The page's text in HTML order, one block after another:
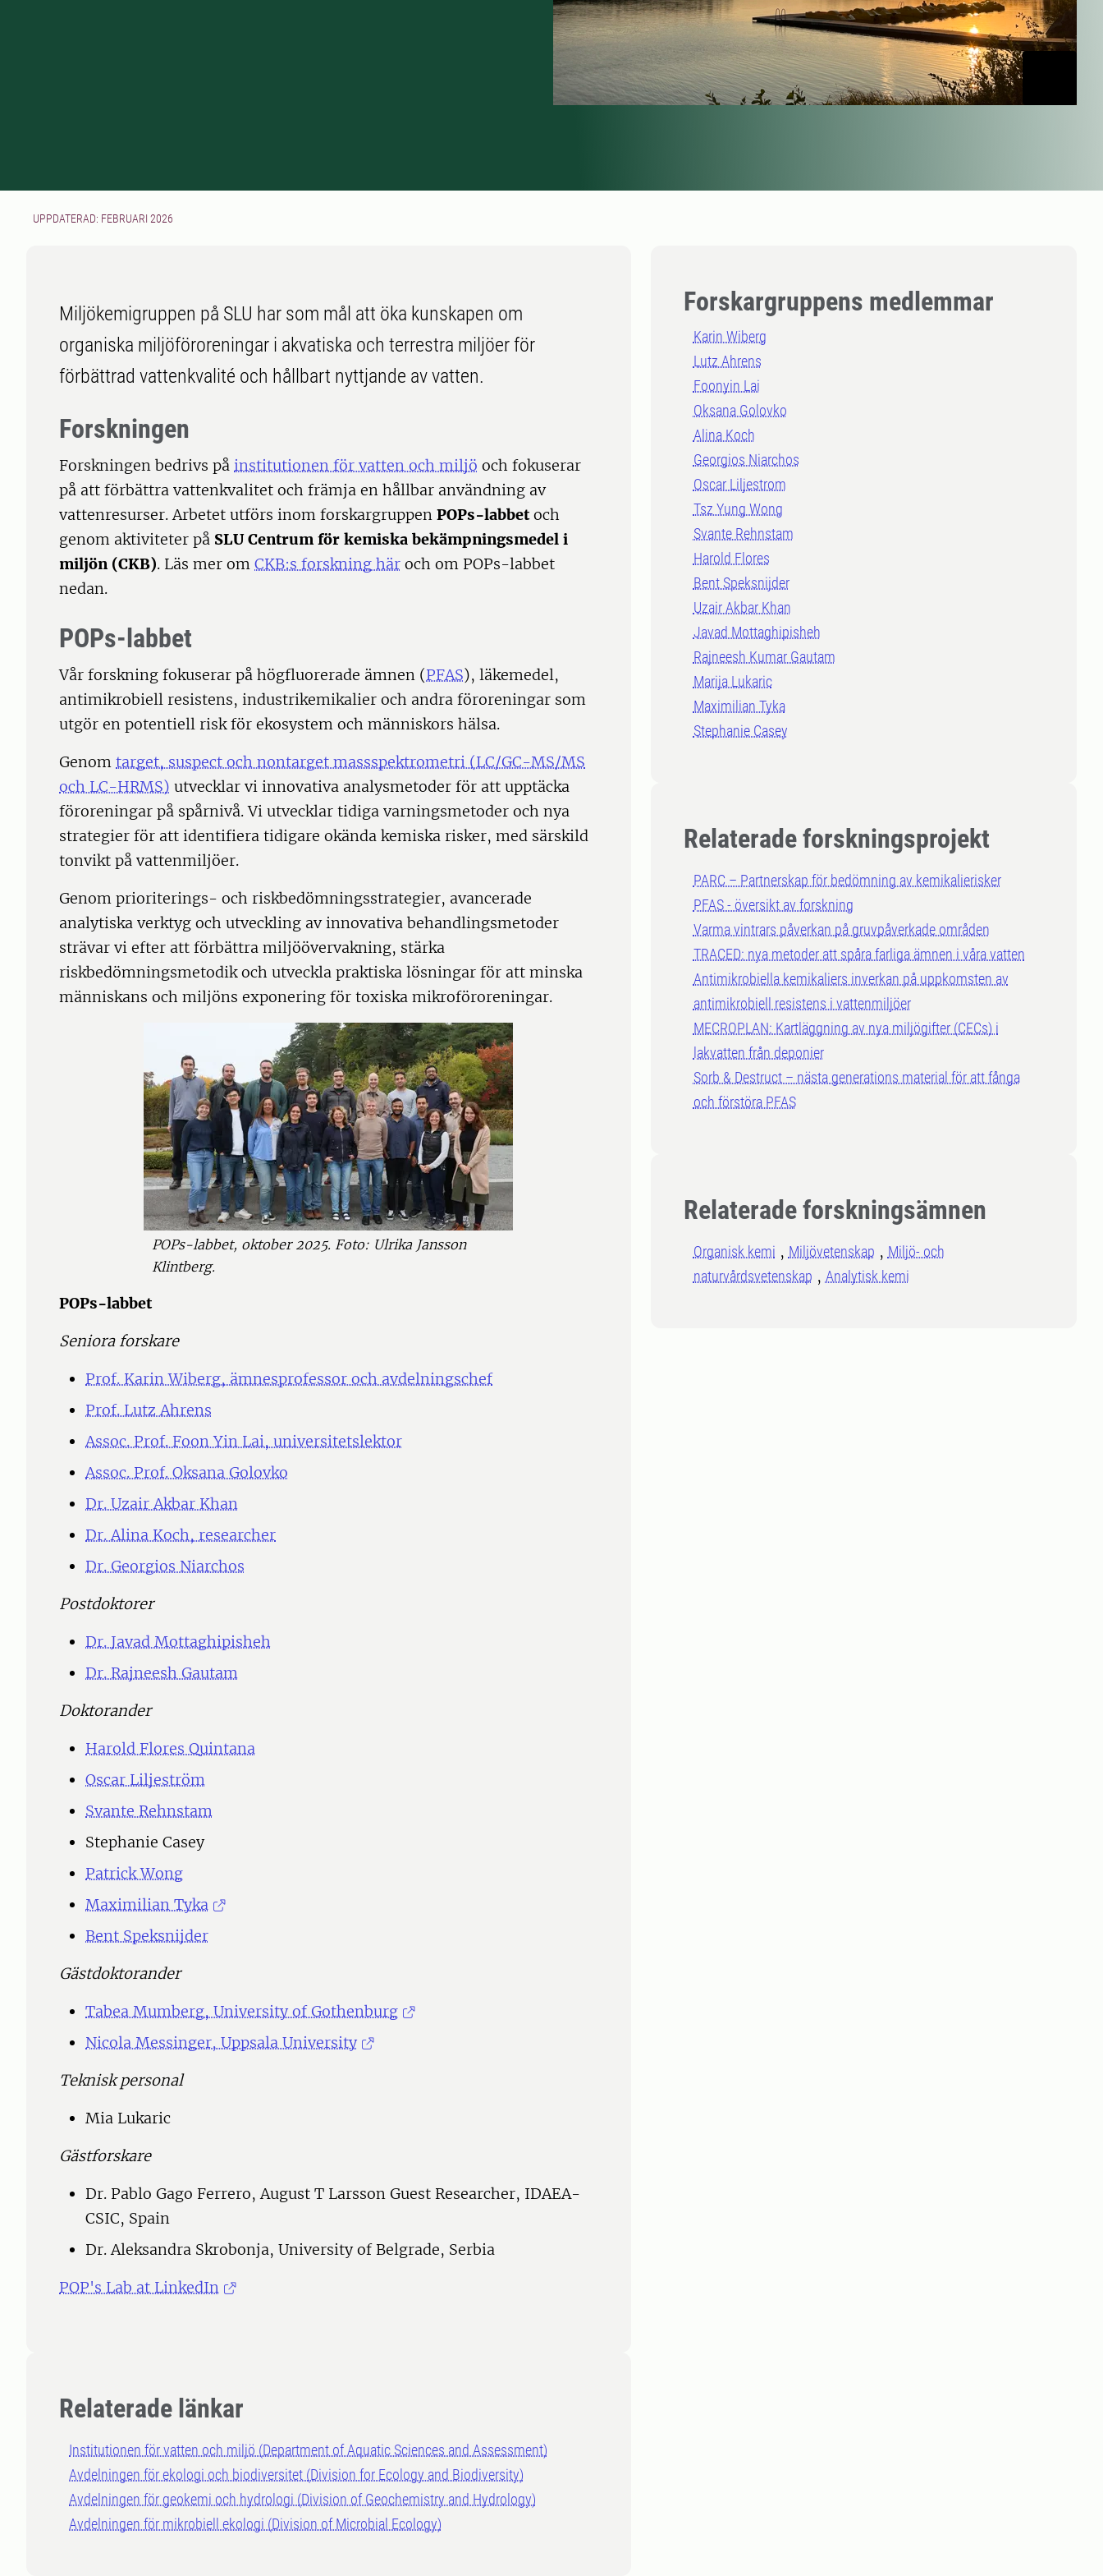
UPPDATERAD: FEBRUARI 2026
Forskargruppens medlemmar
Karin Wiberg
Lutz Ahrens
Foonyin Lai
Oksana Golovko
Alina Koch
Georgios Niarchos
Oscar Liljestrom
Tsz Yung Wong
Svante Rehnstam
Harold Flores
Bent Speksnijder
Uzair Akbar Khan
Javad Mottaghipisheh
Rajneesh Kumar Gautam
Marija Lukaric
Maximilian Tyka
Stephanie Casey
Relaterade forskningsprojekt
PARC – Partnerskap för bedömning av kemikalierisker
PFAS - översikt av forskning
Varma vintrars påverkan på gruvpåverkade områden
TRACED: nya metoder att spåra farliga ämnen i våra vatten
Antimikrobiella kemikaliers inverkan på uppkomsten av
antimikrobiell resistens i vattenmiljöer
MECROPLAN: Kartläggning av nya miljögifter (CECs) i
lakvatten från deponier
Sorb & Destruct – nästa generations material för att fånga
och förstöra PFAS
Relaterade forskningsämnen
Organisk kemi Miljövetenskap
Miljö- och
naturvårdsvetenskap
Analytisk kemi
Miljökemigruppen på SLU har som mål att öka kunskapen om
organiska miljöföroreningar i akvatiska och terrestra miljöer för
förbättrad vattenkvalité och hållbart nyttjande av vatten.
Forskningen
Forskningen bedrivs på institutionen för vatten och miljö och fokuserar
på att förbättra vattenkvalitet och främja en hållbar användning av
vattenresurser. Arbetet utförs inom forskargruppen POPs-labbetoch
genom aktiviteter på SLU Centrum för kemiska bekämpningsmedel i
miljön (CKB). Läs mer om CKB:s forskning här och om POPs-labbet
nedan.
POPs-labbet
Vår forskning fokuserar på högfluorerade ämnen (PFAS), läkemedel,
antimikrobiell resistens, industrikemikalier och andra föroreningar som
utgör en potentiell risk för ekosystem och människors hälsa.
Genom target, suspect och nontarget massspektrometri (LC/GC-MS/MS
och LC-HRMS) utvecklar vi innovativa analysmetoder för att upptäcka
föroreningar på spårnivå. Vi utvecklar tidiga varningsmetoder och nya
strategier för att identifiera tidigare okända kemiska risker, med särskild
tonvikt på vattenmiljöer.
Genom prioriterings- och riskbedömningsstrategier, avancerade
analytiska verktyg och utveckling av innovativa behandlingsmetoder
strävar vi efter att förbättra miljöövervakning, stärka
riskbedömningsmetodik och utveckla praktiska lösningar för att minska
människans och miljöns exponering för toxiska mikroföroreningar.
POPs-labbet, oktober 2025. Foto: Ulrika Jansson
Klintberg.
POPs-labbet
Seniora forskare
Prof. Karin Wiberg, ämnesprofessor och avdelningschef
Prof. Lutz Ahrens
Assoc. Prof. Foon Yin Lai, universitetslektor
Assoc. Prof. Oksana Golovko
Dr. Uzair Akbar Khan
Dr. Alina Koch, researcher
Dr. Georgios Niarchos
Postdoktorer
Dr. Javad Mottaghipisheh
Dr. Rajneesh Gautam
Doktorander
Harold Flores Quintana
Oscar Liljeström
Svante Rehnstam
Stephanie Casey
Patrick Wong
Maximilian Tyka
Bent Speksnijder
Gästdoktorander
Tabea Mumberg, University of Gothenburg
Nicola Messinger, Uppsala University
Teknisk personal
Mia Lukaric
Gästforskare
Dr. Pablo Gago Ferrero, August T Larsson Guest Researcher, IDAEA-
CSIC, Spain
Dr. Aleksandra Skrobonja, University of Belgrade, Serbia
POP's Lab at LinkedIn
Relaterade länkar
Institutionen för vatten och miljö (Department of Aquatic Sciences and Assessment)
Avdelningen för ekologi och biodiversitet (Division for Ecology and Biodiversity)
Avdelningen för geokemi och hydrologi (Division of Geochemistry and Hydrology)
Avdelningen för mikrobiell ekologi (Division of Microbial Ecology)